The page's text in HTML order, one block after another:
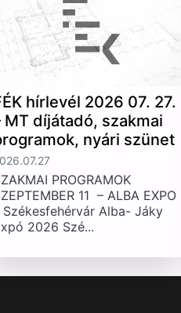
hírlevél 2026 07. 27.
MT díjátadó, szakmai
nyári szünet
PROGRAMOK
11 – ALBA EXPO
Székesfehérvár Alba- Jáky
2026 Szé...